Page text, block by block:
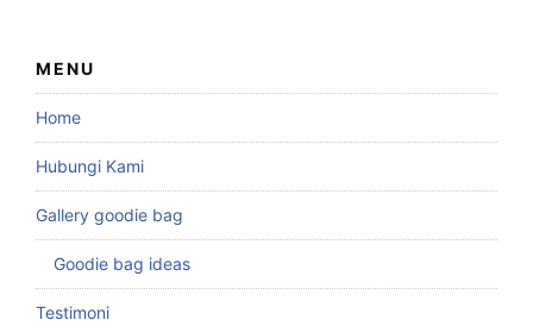
MENU
Home
Hubungi Kami
Gallery goodie bag
Goodie bag ideas
Testimoni